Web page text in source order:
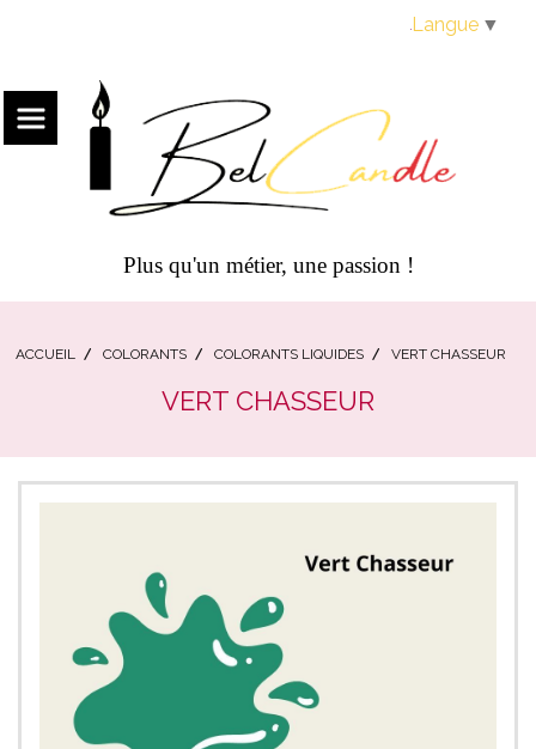
Plus qu'un métier, une passion !
ACCUEIL COLORANTS COLORANTS LIQUIDES VERT CHASSEUR
VERT CHASSEUR
Langue ▼